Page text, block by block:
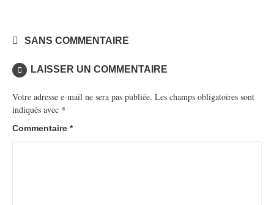
SANS COMMENTAIRE
LAISSER UN COMMENTAIRE
Votre adresse e-mail ne sera pas publiée. Les champs obligatoires sont
indiqués avec *
Commentaire *